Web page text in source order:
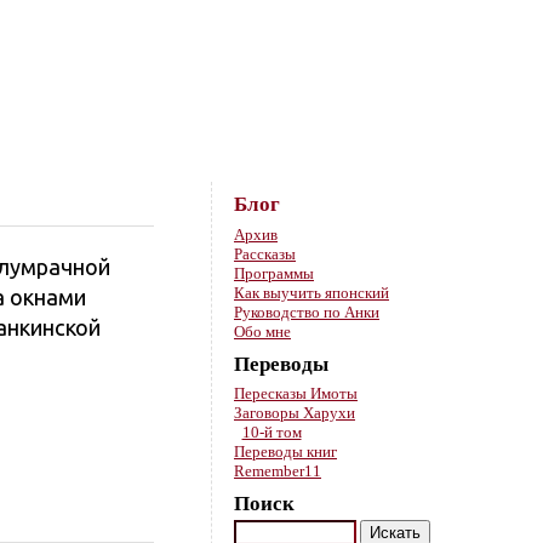
окнами
Блог
Архив
Рассказы
Программы
Как выучить японский
Руководство по Анки
Обо мне
Переводы
Пересказы Имоты
Заговоры Харухи
10-й том
Переводы книг
Remember11
Поиск